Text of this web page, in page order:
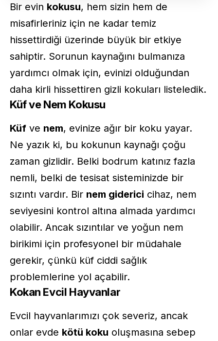
Bir evin kokusu, hem sizin hem de
misafirleriniz için ne kadar temiz
hissettirdiği üzerinde büyük bir etkiye
sahiptir. Sorunun kaynağını bulmanıza
yardımcı olmak için, evinizi olduğundan
daha kirli hissettiren gizli kokuları listeledik.
Küf ve Nem Kokusu
Küf ve nem, evinize ağır bir koku yayar.
Ne yazık ki, bu kokunun kaynağı çoğu
zaman gizlidir. Belki bodrum katınız fazla
nemli, belki de tesisat sisteminizde bir
sızıntı vardır. Bir nem giderici cihaz, nem
seviyesini kontrol altına almada yardımcı
olabilir. Ancak sızıntılar ve yoğun nem
birikimi için profesyonel bir müdahale
gerekir, çünkü küf ciddi sağlık
problemlerine yol açabilir.
Kokan Evcil Hayvanlar
Evcil hayvanlarımızı çok severiz, ancak
onlar evde kötü koku oluşmasına sebep